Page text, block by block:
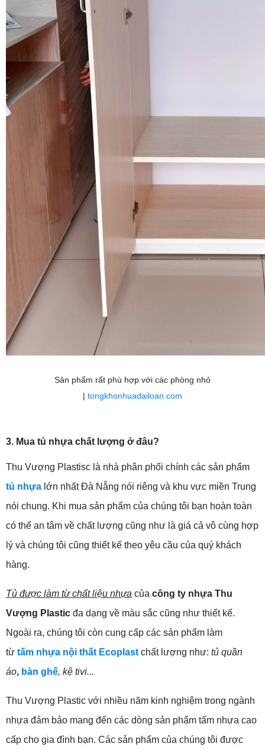
Sản phẩm rất phù hợp với các phòng nhỏ
| tongkhonhuadailoan.com
3. Mua tủ nhựa chất lượng ở đâu?
Thu Vượng Plastisc là nhà phân phối chính các sản phẩm
tủ nhựa lớn nhất Đà Nẵng nói riêng và khu vực miền Trung
nói chung. Khi mua sản phẩm của chúng tôi bạn hoàn toàn
có thể an tâm về chất lượng cũng như là giá cả vô cùng hợp
lý và chúng tôi cũng thiết kế theo yêu cầu của quý khách
hàng.
Tủ được làm từ chất liệu nhựa của công ty nhựa Thu
Vượng Plastic đa dạng về màu sắc cũng như thiết kế.
Ngoài ra, chúng tôi còn cung cấp các sản phẩm làm
từ tấm nhựa nội thất Ecoplast chất lượng như: tủ quần
áo, bàn ghế, kệ tivi...
Thu Vượng Plastic với nhiều năm kinh nghiệm trong ngành
nhựa đảm bảo mang đến các dòng sản phẩm tấm nhựa cao
cấp cho gia đình bạn. Các sản phẩm của chúng tôi được